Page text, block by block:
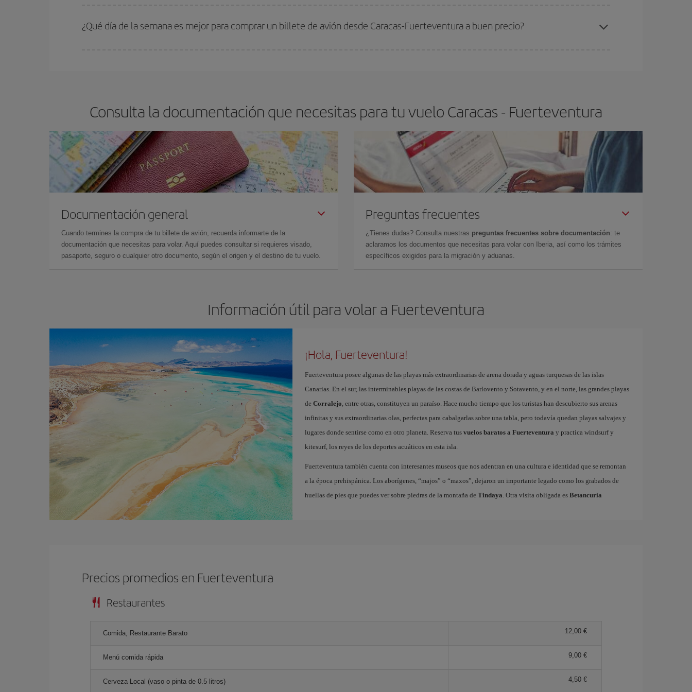
¿Qué día de la semana es mejor para comprar un billete de avión desde Caracas-Fuerteventura a buen precio?
Consulta la documentación que necesitas para tu vuelo Caracas - Fuerteventura
Documentación general
Cuando termines la compra de tu billete de avión, recuerda informarte de la
documentación que necesitas para volar. Aquí puedes consultar si requieres visado,
pasaporte, seguro o cualquier otro documento, según el origen y el destino de tu vuelo.
Preguntas frecuentes
¿Tienes dudas? Consulta nuestras preguntas frecuentes sobre documentación: te
aclaramos los documentos que necesitas para volar con Iberia, así como los trámites
específicos exigidos para la migración y aduanas.
Información útil para volar a Fuerteventura
¡Hola, Fuerteventura!
Fuerteventura posee algunas de las playas más extraordinarias de arena dorada y aguas turquesas de las islas
Canarias. En el sur, las interminables playas de las costas de Barlovento y Sotavento, y en el norte, las grandes playas
de Corralejo, entre otras, constituyen un paraíso. Hace mucho tiempo que los turistas han descubierto sus arenas
infinitas y sus extraordinarias olas, perfectas para cabalgarlas sobre una tabla, pero todavía quedan playas salvajes y
lugares donde sentirse como en otro planeta. Reserva tus vuelos baratos a Fuerteventura y practica windsurf y
kitesurf, los reyes de los deportes acuáticos en esta isla.
Fuerteventura también cuenta con interesantes museos que nos adentran en una cultura e identidad que se remontan
a la época prehispánica. Los aborígenes, “majos” o “maxos”, dejaron un importante legado como los grabados de
huellas de pies que puedes ver sobre piedras de la montaña de Tindaya. Otra visita obligada es Betancuria
Precios promedios en Fuerteventura
Restaurantes
Comida, Restaurante Barato 12,00 €
Menú comida rápida 9,00 €
Cerveza Local (vaso o pinta de 0.5 litros) 4,50 €